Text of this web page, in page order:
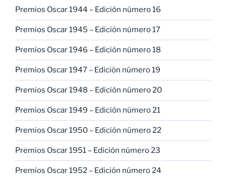
Premios Oscar 1944 – Edición número 16
Premios Oscar 1945 – Edición número 17
Premios Oscar 1946 – Edición número 18
Premios Oscar 1947 – Edición número 19
Premios Oscar 1948 – Edición número 20
Premios Oscar 1949 – Edición número 21
Premios Oscar 1950 – Edición número 22
Premios Oscar 1951 – Edición número 23
Premios Oscar 1952 – Edición número 24